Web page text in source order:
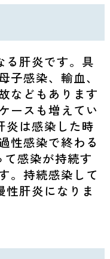
る肝炎です。具
感染、輸血、
などもあります
ースも増えてい
炎は感染した時
性感染で終わる
感染が持続す
。持続感染して
性肝炎になりま